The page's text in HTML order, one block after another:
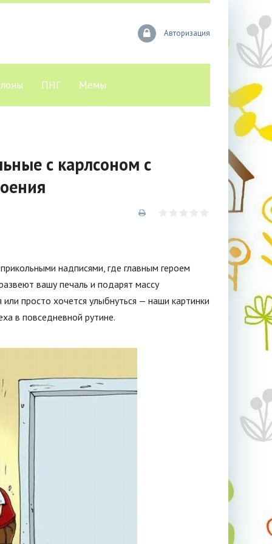
Авторизация
ПНГ Мемы
с карлсоном с
надписями, где главным героем
вашу печаль и подарят массу
просто хочется улыбнуться — наши картинки
в повседневной рутине.